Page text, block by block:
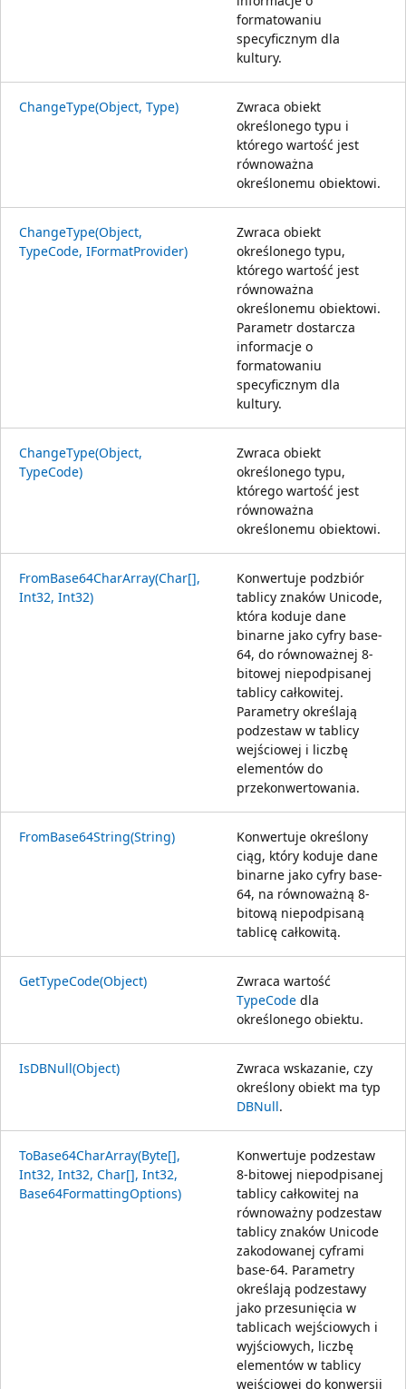
formatowaniu
specyficznym dla
kultury.
ChangeType(Object, Type)
Zwraca obiekt
określonego typu i
którego wartość jest
równoważna
określonemu obiektowi.
ChangeType(Object,
TypeCode, IFormatProvider)
Zwraca obiekt
określonego typu,
którego wartość jest
równoważna
określonemu obiektowi.
Parametr dostarcza
informacje o
formatowaniu
specyficznym dla
kultury.
ChangeType(Object,
TypeCode)
Zwraca obiekt
określonego typu,
którego wartość jest
równoważna
określonemu obiektowi.
FromBase64CharArray(Char[],
Int32, Int32)
Konwertuje podzbiór
tablicy znaków Unicode,
która koduje dane
binarne jako cyfry base-
64, do równoważnej 8-
bitowej niepodpisanej
tablicy całkowitej.
Parametry określają
podzestaw w tablicy
wejściowej i liczbę
elementów do
przekonwertowania.
FromBase64String(String)
Konwertuje określony
ciąg, który koduje dane
binarne jako cyfry base-
64, na równoważną 8-
bitową niepodpisaną
tablicę całkowitą.
GetTypeCode(Object)
Zwraca wartość
TypeCode dla
określonego obiektu.
IsDBNull(Object)
Zwraca wskazanie, czy
określony obiekt ma typ
DBNull.
ToBase64CharArray(Byte[],
Int32, Int32, Char[], Int32,
Base64FormattingOptions)
Konwertuje podzestaw
8-bitowej niepodpisanej
tablicy całkowitej na
równoważny podzestaw
tablicy znaków Unicode
zakodowanej cyframi
base-64. Parametry
określają podzestawy
jako przesunięcia w
tablicach wejściowych i
wyjściowych, liczbę
elementów w tablicy
wejściowej do konwersji